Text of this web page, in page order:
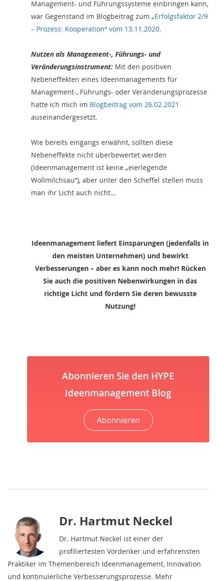
Management- und Führungssysteme einbringen kann,
war Gegenstand im Blogbeitrag zum „Erfolgsfaktor 2/9
– Prozess: Kooperation“ vom 13.11.2020.
Nutzen als Management-, Führungs- und
Veränderungsinstrument: Mit den positiven
Nebeneffekten eines Ideenmanagements für
Management-, Führungs- oder Veränderungsprozesse
hatte ich mich im Blogbeitrag vom 26.02.2021
auseinandergesetzt.
Wie bereits eingangs erwähnt, sollten diese
Nebeneffekte nicht überbewertet werden
(Ideenmanagement ist keine „eierlegende
Wollmilchsau“), aber unter den Scheffel stellen muss
man ihr Licht auch nicht…
Ideenmanagement liefert Einsparungen (jedenfalls in
den meisten Unternehmen) und bewirkt
Verbesserungen – aber es kann noch mehr! Rücken
Sie auch die positiven Nebenwirkungen in das
richtige Licht und fördern Sie deren bewusste
Nutzung!
Abonnieren Sie den HYPE
Ideenmanagement Blog
Abonnieren
Dr. Hartmut Neckel
Dr. Hartmut Neckel ist einer der
profiliertesten Vordenker und erfahrensten
Praktiker im Themenbereich Ideenmanagement, Innovation
und kontinuierliche Verbesserungsprozesse. Mehr